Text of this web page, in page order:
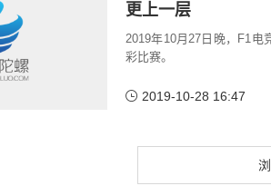
更上一层
2019年10月27日晚，F1电
彩比赛。
2019-10-28 16:47